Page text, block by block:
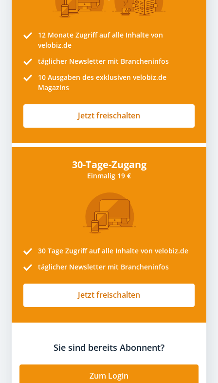
12 Monate Zugriff auf alle Inhalte von
velobiz.de
täglicher Newsletter mit Brancheninfos
10 Ausgaben des exklusiven velobiz.de
Magazins
Jetzt freischalten
30-Tage-Zugang
Einmalig 19 €
30 Tage Zugriff auf alle Inhalte von velobiz.de
täglicher Newsletter mit Brancheninfos
Jetzt freischalten
Sie sind bereits Abonnent?
Zum Login